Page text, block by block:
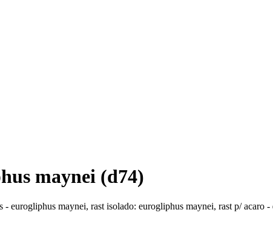
maynei (d74)
- eurogliphus maynei, rast isolado: eurogliphus maynei, rast p/ acaro